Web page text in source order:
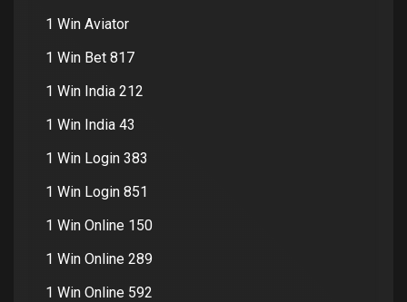
1 Win Aviator
1 Win Bet 817
1 Win India 212
1 Win India 43
1 Win Login 383
1 Win Login 851
1 Win Online 150
1 Win Online 289
1 Win Online 592